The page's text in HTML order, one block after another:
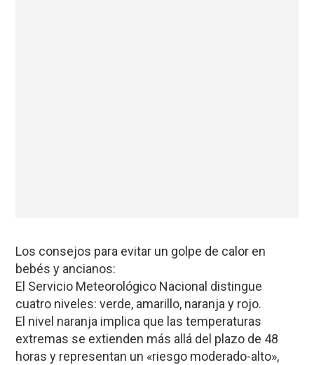
Los consejos para evitar un golpe de calor en
bebés y ancianos:
El Servicio Meteorológico Nacional distingue
cuatro niveles: verde, amarillo, naranja y rojo.
El nivel naranja implica que las temperaturas
extremas se extienden más allá del plazo de 48
horas y representan un «riesgo moderado-alto»,